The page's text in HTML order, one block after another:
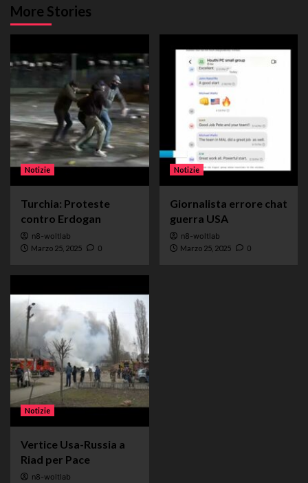
More Stories
Notizie
Turchia: Proteste
contro Erdogan
n8-woltlab
Marzo 25, 2025 0
Notizie
Giornalista errore chat
guerra USA
n8-woltlab
Marzo 25, 2025 0
Notizie
Vertice Usa-Russia a
Riad per Pace
n8-woltlab